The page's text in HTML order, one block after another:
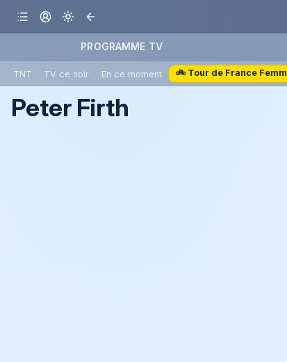
PROGRAMME TV
TNT TV ce soir En ce moment 🚲 Tour de France
Peter Firth